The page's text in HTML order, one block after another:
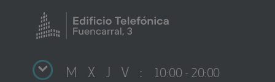
M X J V : 10:00 - 20:00